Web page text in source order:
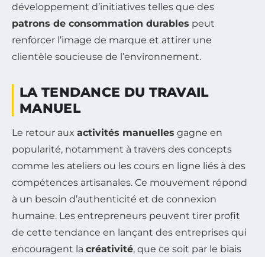
développement d’initiatives telles que des
patrons de consommation durables peut
renforcer l’image de marque et attirer une
clientèle soucieuse de l’environnement.
LA TENDANCE DU TRAVAIL
MANUEL
Le retour aux activités manuelles gagne en
popularité, notamment à travers des concepts
comme les ateliers ou les cours en ligne liés à des
compétences artisanales. Ce mouvement répond
à un besoin d’authenticité et de connexion
humaine. Les entrepreneurs peuvent tirer profit
de cette tendance en lançant des entreprises qui
encouragent la créativité, que ce soit par le biais